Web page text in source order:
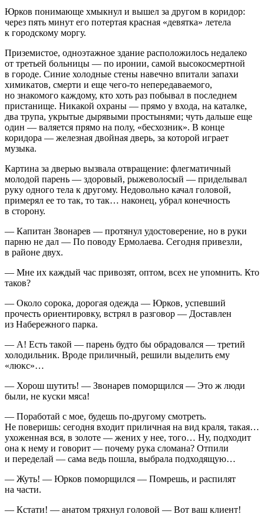
Юрков понимающе хмыкнул и вышел за другом в коридор:
через пять минут его потертая красная «девятка» летела
к городскому моргу.
Приземистое, одноэтажное здание расположилось недалеко
от третьей больницы — по иронии, самой высокосмертной
в городе. Синие холодные стены навечно впитали запахи
химикатов, смерти и еще чего-то непередаваемого,
но знакомого каждому, кто хоть раз побывал в последнем
пристанище. Никакой охраны — прямо у входа, на каталке,
два трупа, укрытые дырявыми простынями; чуть дальше еще
один — валяется прямо на полу, «бесхозник». В конце
коридора — железная двойная дверь, за которой играет
музыка.
Картина за дверью вызвала отвращение: флегматичный
молодой парень — здоровый, рыжеволосый — приделывал
руку одного тела к другому. Недовольно качал головой,
примерял ее то так, то так… наконец, убрал конечность
в сторону.
— Капитан Звонарев — протянул удостоверение, но в руки
парню не дал — По поводу Ермолаева. Сегодня привезли,
в районе двух.
— Мне их каждый час привозят, оптом, всех не упомнить. Кто
таков?
— Около сорока, дорогая одежда — Юрков, успевший
прочесть ориентировку, встрял в разговор — Доставлен
из Набережного парка.
— А! Есть такой — парень будто бы обрадовался — третий
холодильник. Вроде приличный, решили выделить ему
«люкс»…
— Хорош шутить! — Звонарев поморщился — Это ж люди
были, не куски мяса!
— Поработай с мое, будешь по-другому смотреть.
Не поверишь: сегодня входит приличная на вид краля, такая…
ухоженная вся, в золоте — жених у нее, того… Ну, подходит
она к нему и говорит — почему рука сломана? Отпили
и переделай — сама ведь пошла, выбрала подходящую…
— Жуть! — Юрков поморщился — Помрешь, и распилят
на части.
— Кстати! — анатом тряхнул головой — Вот ваш клиент!